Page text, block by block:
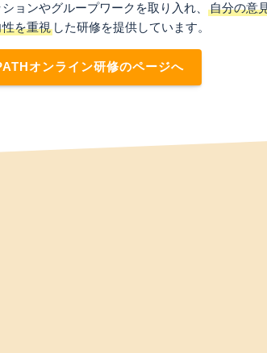
ョンやグループワークを取り入れ、
自分の意
を重視 した研修を提供しています。
オンライン研修のページへ